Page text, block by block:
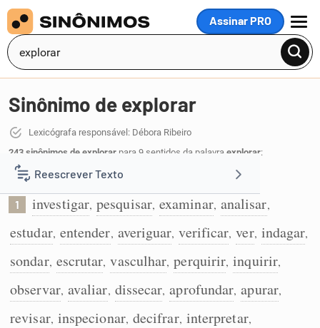
Assinar PRO
MENU
Reescrever Texto
Resumir Texto
Corrigir Texto
Detector de IA
Sinônimo de explorar
Lexicógrafa responsável: Débora Ribeiro
243 sinônimos de explorar para 9 sentidos da palavra explorar:
Investigar para saber mais:
1 investigar, pesquisar, examinar, analisar,
estudar, entender, averiguar, verificar, ver, indagar,
sondar, escrutar, vasculhar, perquirir, inquirir,
observar, avaliar, dissecar, aprofundar, apurar,
revisar, inspecionar, decifrar, interpretar,